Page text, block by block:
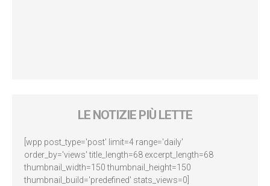
LE NOTIZIE PIÙ LETTE
[wpp post_type='post' limit=4 range='daily'
order_by='views' title_length=68 excerpt_length=68
thumbnail_width=150 thumbnail_height=150
thumbnail_build='predefined' stats_views=0]